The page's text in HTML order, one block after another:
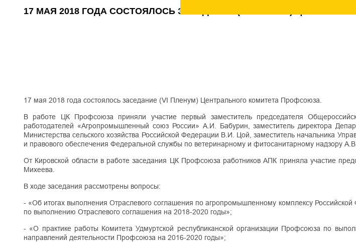
17 МАЯ 2018 ГОДА СОСТОЯЛОСЬ ЗАСЕДАНИЕ (VI ПЛЕНУМ)
17 мая 2018 года состоялось заседание (VI Пленум) Центрального комитета Профсоюза.
В работе ЦК Профсоюза приняли участие первый заместитель председателя
работодателей «Агропромышленный союз России» А.И. Бабурин, заместитель директора
Министерства сельского хозяйства Российской Федерации В.И. Цой, заместитель начальника
и правового обеспечения Федеральной службы по ветеринарному и фитосанитарному надзору
От Кировской области в работе заседания ЦК Профсоюза работников АПК приняла участие
Михеева.
В ходе заседания рассмотрены вопросы:
- «Об итогах выполнения Отраслевого соглашения по агропромышленному комплексу
по выполнению Отраслевого соглашения на 2018-2020 годы»;
- «О практике работы Комитета Удмуртской республиканской организации Профсоюза по
направлений деятельности Профсоюза на 2016-2020 годы»;